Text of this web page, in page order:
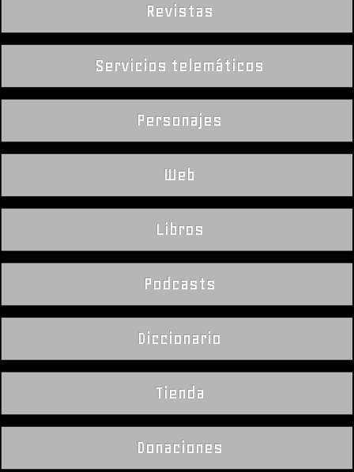
Revistas
Servicios telemáticos
Personajes
Web
Libros
Podcasts
Diccionario
Tienda
Donaciones